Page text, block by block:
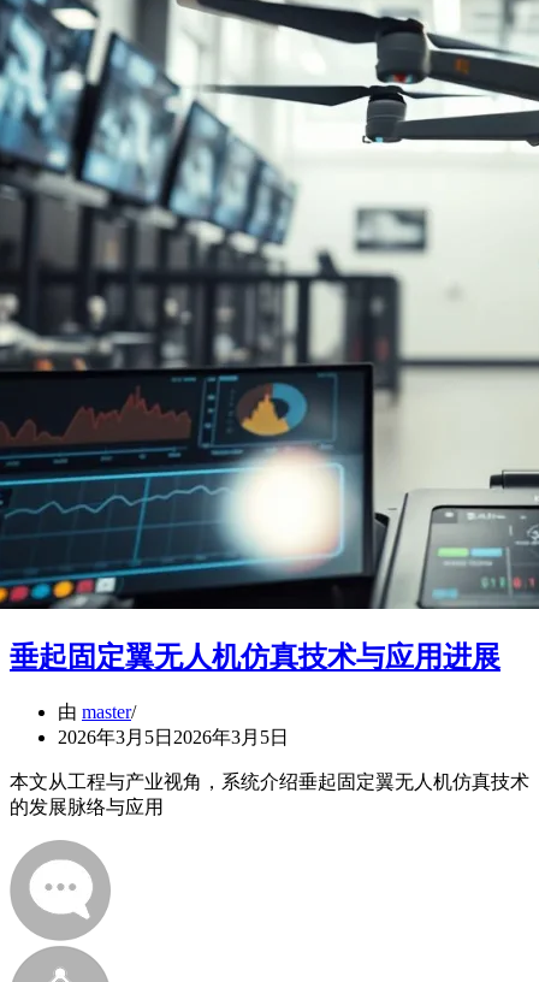
垂起固定翼无人机仿真技术与应用进展
由 master
2026年3月5日 2026年3月5日
本文从工程与产业视角，系统介绍垂起固定翼无人机仿真技术
的发展脉络与应用